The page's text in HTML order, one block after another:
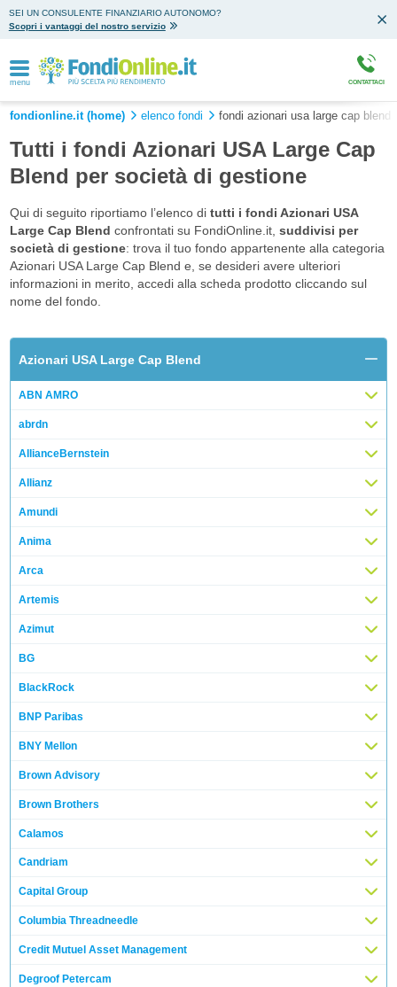
SEI UN CONSULENTE FINANZIARIO AUTONOMO?
Scopri i vantaggi del nostro servizio
menu CONTATTACI
fondionline.it (home) elenco fondi fondi azionari usa large cap blend
Tutti i fondi Azionari USA Large Cap
Blend per società di gestione
Qui di seguito riportiamo l’elenco di tutti i fondi Azionari USA
Large Cap Blend confrontati su FondiOnline.it, suddivisi per
società di gestione: trova il tuo fondo appartenente alla categoria
Azionari USA Large Cap Blend e, se desideri avere ulteriori
informazioni in merito, accedi alla scheda prodotto cliccando sul
nome del fondo.
Azionari USA Large Cap Blend
ABN AMRO
abrdn
AllianceBernstein
Allianz
Amundi
Anima
Arca
Artemis
Azimut
BG
BlackRock
BNP Paribas
BNY Mellon
Brown Advisory
Brown Brothers
Calamos
Candriam
Capital Group
Columbia Threadneedle
Credit Mutuel Asset Management
Degroof Petercam